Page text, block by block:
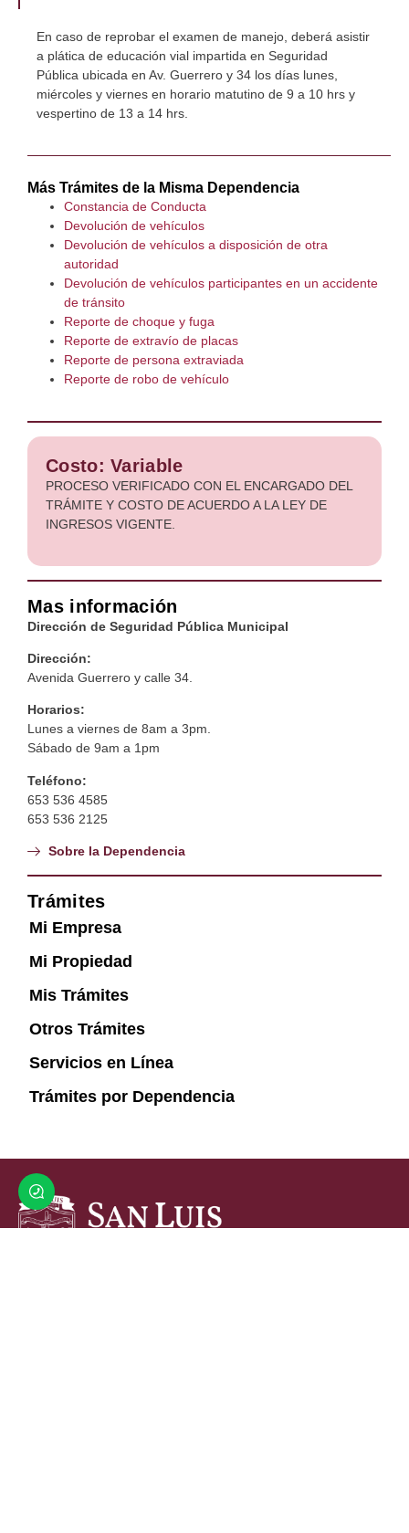
En caso de reprobar el examen de manejo, deberá asistir
a plática de educación vial impartida en Seguridad
Pública ubicada en Av. Guerrero y 34 los días lunes,
miércoles y viernes en horario matutino de 9 a 10 hrs y
vespertino de 13 a 14 hrs.
Más Trámites de la Misma Dependencia
Constancia de Conducta
Devolución de vehículos
Devolución de vehículos a disposición de otra
autoridad
Devolución de vehículos participantes en un accidente
de tránsito
Reporte de choque y fuga
Reporte de extravío de placas
Reporte de persona extraviada
Reporte de robo de vehículo
Costo: Variable
PROCESO VERIFICADO CON EL ENCARGADO DEL
TRÁMITE Y COSTO DE ACUERDO A LA LEY DE
INGRESOS VIGENTE.
Mas información
Dirección de Seguridad Pública Municipal
Dirección:
Avenida Guerrero y calle 34.
Horarios:
Lunes a viernes de 8am a 3pm.
Sábado de 9am a 1pm
Teléfono:
653 536 4585
653 536 2125
Sobre la Dependencia
Trámites
Mi Empresa
Mi Propiedad
Mis Trámites
Otros Trámites
Servicios en Línea
Trámites por Dependencia